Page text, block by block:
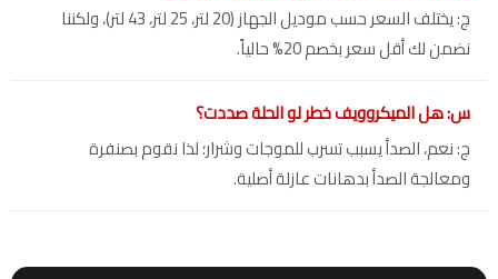
ج: يختلف السعر حسب موديل الجهاز (20 لتر، 25 لتر، 43 لتر)، ولكننا
نضمن لك أقل سعر بخصم 20% حالياً.
س: هل الميكروويف خطر لو الحلة صددت؟
ج: نعم، الصدأ يسبب تسرب للموجات وشرار؛ لذا نقوم بصنفرة
ومعالجة الصدأ بدهانات عازلة أصلية.